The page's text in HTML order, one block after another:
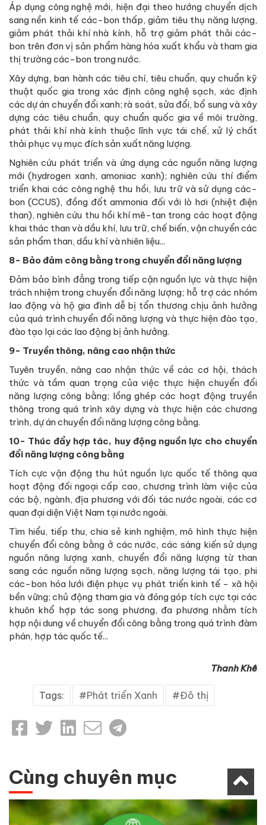
Áp dụng công nghệ mới, hiện đại theo hướng chuyển dịch
sang nền kinh tế các-bon thấp, giảm tiêu thụ năng lượng,
giảm phát thải khí nhà kính, hỗ trợ giảm phát thải các-
bon trên đơn vị sản phẩm hàng hóa xuất khẩu và tham gia
thị trường các-bon trong nước.
Xây dựng, ban hành các tiêu chí, tiêu chuẩn, quy chuẩn kỹ
thuật quốc gia trong xác định công nghệ sạch, xác định
các dự án chuyển đổi xanh; rà soát, sửa đổi, bổ sung và xây
dựng các tiêu chuẩn, quy chuẩn quốc gia về môi trường,
phát thải khí nhà kính thuộc lĩnh vực tái chế, xử lý chất
thải phục vụ mục đích sản xuất năng lượng.
Nghiên cứu phát triển và ứng dụng các nguồn năng lượng
mới (hydrogen xanh, amoniac xanh); nghiên cứu thí điểm
triển khai các công nghệ thu hồi, lưu trữ và sử dụng các-
bon (CCUS), đồng đốt ammonia đối với lò hơi (nhiệt điện
than), nghiên cứu thu hồi khí mê-tan trong các hoạt động
khai thác than và dầu khí, lưu trữ, chế biến, vận chuyển các
sản phẩm than, dầu khí và nhiên liệu...
8- Bảo đảm công bằng trong chuyển đổi năng lượng
Đảm bảo bình đẳng trong tiếp cận nguồn lực và thực hiện
trách nhiệm trong chuyển đổi năng lượng; hỗ trợ các nhóm
lao động và hộ gia đình dễ bị tổn thương chịu ảnh hưởng
của quá trình chuyển đổi năng lượng và thực hiện đào tạo,
đào tạo lại các lao động bị ảnh hưởng.
9- Truyền thông, nâng cao nhận thức
Tuyên truyền, nâng cao nhận thức về các cơ hội, thách
thức và tầm quan trọng của việc thực hiện chuyển đổi
năng lượng công bằng; lồng ghép các hoạt động truyền
thông trong quá trình xây dựng và thực hiện các chương
trình, dự án chuyển đổi năng lượng công bằng.
10- Thúc đẩy hợp tác, huy động nguồn lực cho chuyển
đổi năng lượng công bằng
Tích cực vận động thu hút nguồn lực quốc tế thông qua
hoạt động đối ngoại cấp cao, chương trình làm việc của
các bộ, ngành, địa phương với đối tác nước ngoài, các cơ
quan đại diện Việt Nam tại nước ngoài.
Tìm hiểu, tiếp thu, chia sẻ kinh nghiệm, mô hình thực hiện
chuyển đổi công bằng ở các nước, các sáng kiến sử dụng
nguồn năng lượng xanh, chuyển đổi năng lượng từ than
sang các nguồn năng lượng sạch, năng lượng tái tạo, phi
các-bon hóa lưới điện phục vụ phát triển kinh tế - xã hội
bền vững; chủ động tham gia và đóng góp tích cực tại các
khuôn khổ hợp tác song phương, đa phương nhằm tích
hợp nội dung về chuyển đổi công bằng trong quá trình đàm
phán, hợp tác quốc tế...
Thanh Khê
Tags: Phát triển Xanh Đô thị
Cùng chuyên mục